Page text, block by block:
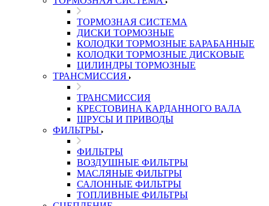
ТОРМОЗНАЯ СИСТЕМА
ДИСКИ ТОРМОЗНЫЕ
КОЛОДКИ ТОРМОЗНЫЕ БАРАБАННЫЕ
КОЛОДКИ ТОРМОЗНЫЕ ДИСКОВЫЕ
ЦИЛИНДРЫ ТОРМОЗНЫЕ
ТРАНСМИССИЯ
ТРАНСМИССИЯ
КРЕСТОВИНА КАРДАННОГО ВАЛА
ШРУСЫ И ПРИВОДЫ
ФИЛЬТРЫ
ФИЛЬТРЫ
ВОЗДУШНЫЕ ФИЛЬТРЫ
МАСЛЯНЫЕ ФИЛЬТРЫ
САЛОННЫЕ ФИЛЬТРЫ
ТОПЛИВНЫЕ ФИЛЬТРЫ